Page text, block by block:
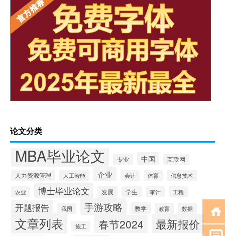
论文分类
MBA毕业论文 专业 中国
互联网
人力资源管理
人工智能 企业 会计 体育 信息技术
农业 博士毕业论文 发展 学生 审计 工程
开题报告 我国 手游攻略 教学 教育 数据
文章列表 施工 春节2024 最新报价